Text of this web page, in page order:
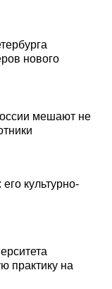
нового
мешают не
культурно-
практику на